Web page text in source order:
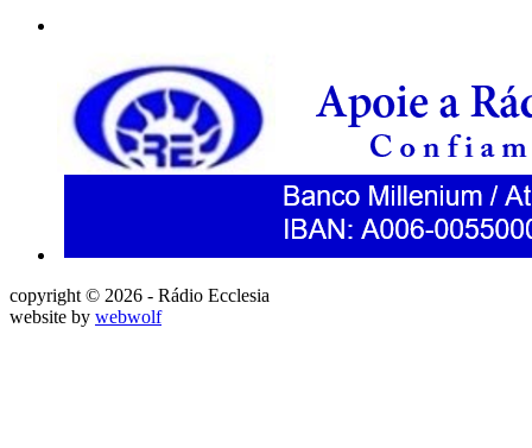
copyright © 2026 - Rádio Ecclesia
website by webwolf